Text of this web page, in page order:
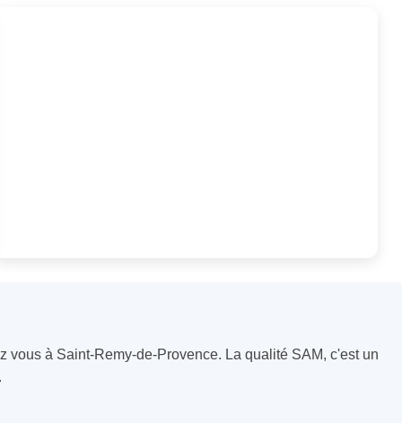
à Saint-Remy-de-Provence. La qualité SAM, c'est un